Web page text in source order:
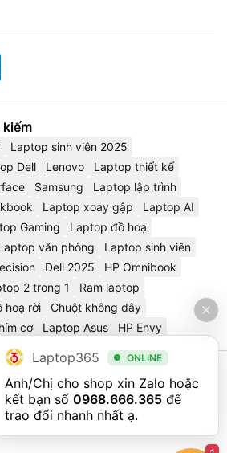
Laptop sinh viên 2025
Dell Lenovo
Laptop thiết kế
Samsung
Laptop lập trình
Laptop xoay gập
Laptop AI
Gaming
Laptop đồ hoạ
văn phòng
Laptop sinh viên
Dell 2025
HP Omnibook
2 trong 1
Ram laptop
hoạ rời
Chuột không dây
cơ Laptop Asus HP Envy
Và Dịch Vụ Công Nghệ 365 Việt
- Sở Tài Chính TP. Hà Nội cấp
Chí Thanh, Tổ 3, Phường Láng,
Laptop365 ONLINE
Anh/Chị cho shop xin Zalo hoặc
kết bạn số 0968.666.365 để
trao đổi nhanh nhất ạ.